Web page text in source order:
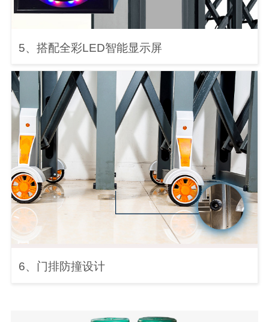
5、搭配全彩LED智能显示屏
6、门排防撞设计